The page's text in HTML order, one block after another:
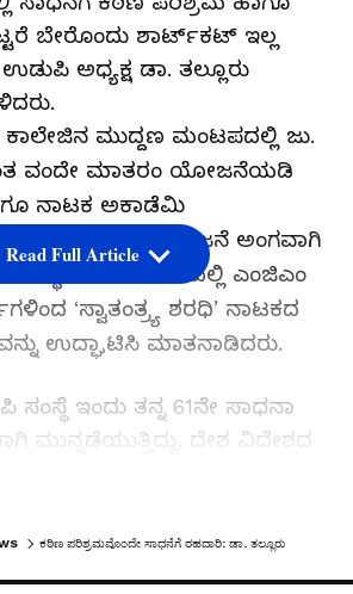
ಬೇರೊಂದು ಶಾರ್ಟ್‌ಕಟ್ ಇಲ್ಲ
ಅಧ್ಯಕ್ಷ ಡಾ. ತಲ್ಲೂರು
ಕಾಲೇಜಿನ ಮುದ್ದಣ ಮಂಟಪದಲ್ಲಿ ಜು.
ವಂದೇ ಮಾತರಂ ಯೋಜನೆಯಡಿ
ನಾಟಕ ಅಕಾಡೆಮಿ
ಯೋಜನೆ ಅಂಗವಾಗಿ
ಸಂಸ್ಥೆಯ ಸಹಯೋಗದಲ್ಲಿ ಎಂಜಿಎಂ
‘ಸ್ವಾತಂತ್ರ್ಯ ಶರಧಿ’ ನಾಟಕದ
ಉದ್ಘಾಟಿಸಿ ಮಾತನಾಡಿದರು.
ಇಂದು ತನ್ನ 61ನೇ ಸಾಧನಾ
ಮುನ್ನಡೆಯುತ್ತಿದ್ದು, ದೇಶ ವಿದೇಶದ
ತಿಳಿಸಿದರು.
Read Full Article
ಕಠಿಣ ಪರಿಶ್ರಮವೊಂದೇ ಸಾಧನೆಗೆ ರಹದಾರಿ: ಡಾ. ತಲ್ಲೂರು